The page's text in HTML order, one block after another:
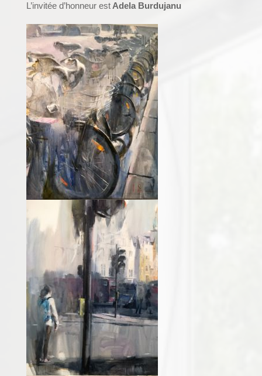
L’invitée d’honneur est Adela Burdujanu